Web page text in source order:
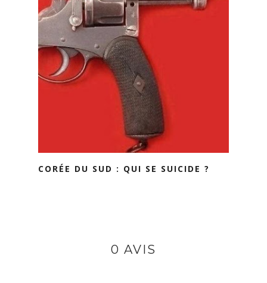
CORÉE DU SUD : QUI SE SUICIDE ?
0 AVIS